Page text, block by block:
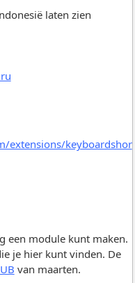
laten zien
extensions/keyboardshor
een module kunt maken.
je hier kunt vinden. De
van maarten.